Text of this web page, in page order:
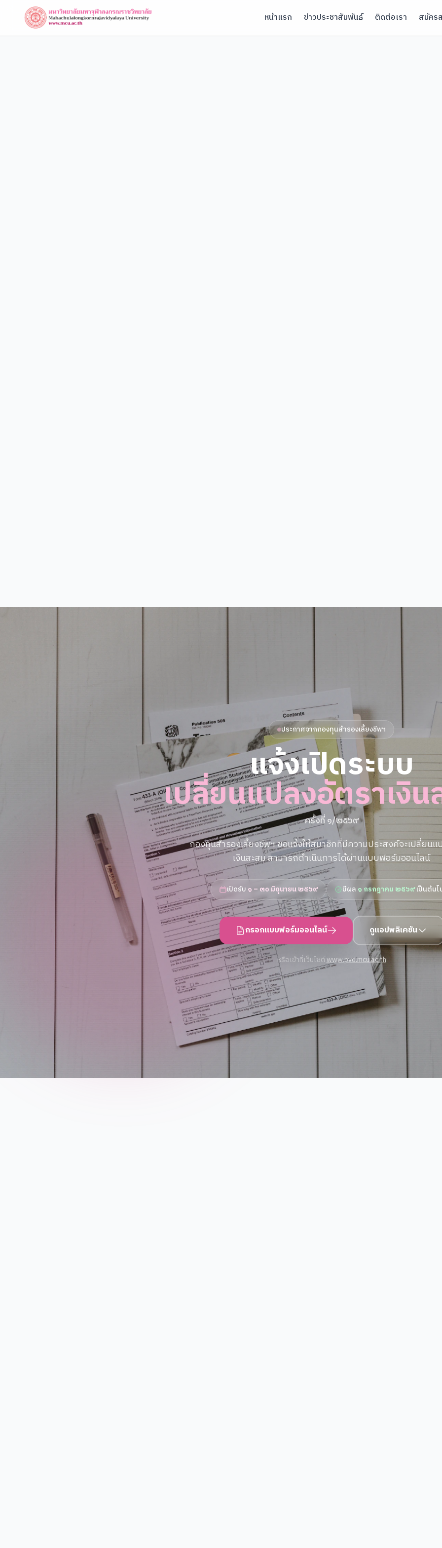
หน้าแรก ข่าวประชาสัมพันธ์ ติดต่อเรา สมัคร
ประกาศจากกองทุนสำรองเลี้ยงชีพฯ
แจ้งเปิดระบบ
เปลี่ยนแปลงอัตราเงิ
ครั้งที่ ๑/๒๕๖๙
กองทุนสำรองเลี้ยงชีพฯ ขอแจ้งให้สมาชิกที่มีความประสงค์จะเปลี่ยนแ
เงินสะสม สามารถดำเนินการได้ผ่านแบบฟอร์มออนไลน์
เปิดรับ ๑ – ๓๐ มิถุนายน ๒๕๖๙ มีผล ๑ กรกฎาคม ๒๕๖๙เป็นต้นไ
กรอกแบบฟอร์มออนไลน์ ดูแอปพลิเคชัน
หรือเข้าที่เว็บไซต์www.pvd.mcu.ac.th